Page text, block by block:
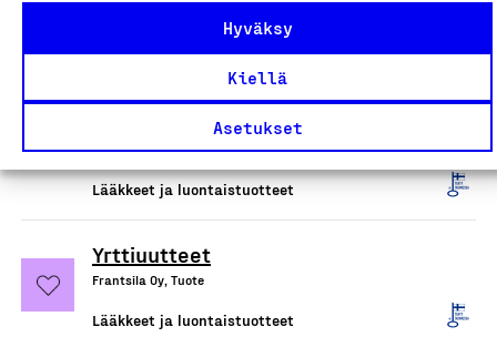
Hyväksy
Kiellä
Asetukset
Lääkkeet ja luontaistuotteet
Bioteekki Suomessa
valmistetut ravintolisät
Oy Verman Ab, Tuote
Lääkkeet ja luontaistuotteet
Yrttiuutteet
Frantsila Oy, Tuote
Lääkkeet ja luontaistuotteet